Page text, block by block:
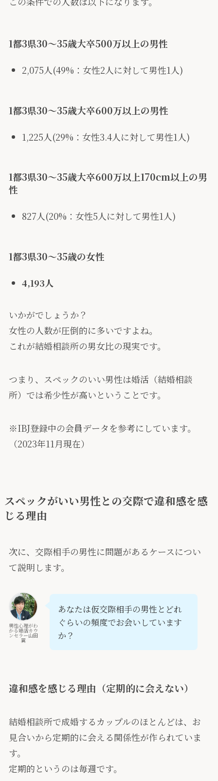
1都3県30〜35歳大卒500万以上の男性
2,075人(49%：女性2人に対して男性1人)
1都3県30〜35歳大卒600万以上の男性
1,225人(29%：女性3.4人に対して男性1人)
1都3県30〜35歳大卒600万以上170cm以上の男
性
827人(20%：女性5人に対して男性1人)
1都3県30〜35歳の女性
4,193人
いかがでしょうか？
女性の人数が圧倒的に多いですよね。
これが結婚相談所の男女比の現実です。
つまり、スペックのいい男性は婚活（結婚相談
所）では希少性が高いということです。
※IBJ登録中の会員データを参考にしています。
（2023年11月現在）
スペックがいい男性との交際で違和感を感
じる理由
次に、交際相手の男性に問題があるケースについ
て説明します。
男性心理がわ
かる婚活カウ
ンセラー山田
翼
あなたは仮交際相手の男性とどれ
ぐらいの頻度でお会いしています
か？
違和感を感じる理由（定期的に会えない）
結婚相談所で成婚するカップルのほとんどは、お
見合いから定期的に会える関係性が作られていま
す。
定期的というのは毎週です。